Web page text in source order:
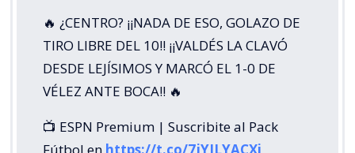
🔥 ¿CENTRO? ¡¡NADA DE ESO, GOLAZO DE
TIRO LIBRE DEL 10!! ¡¡VALDÉS LA CLAVÓ
DESDE LEJÍSIMOS Y MARCÓ EL 1-0 DE
VÉLEZ ANTE BOCA!! 🔥
📺 ESPN Premium | Suscribite al Pack
Fútbol en https://t.co/7jYILYACXi